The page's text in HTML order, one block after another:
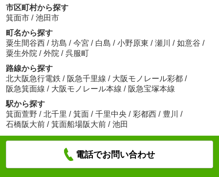
市区町村から探す
箕面市 / 池田市
町名から探す
粟生間谷西 / 坊島 / 今宮 / 白島 / 小野原東 / 瀬川 / 如意谷 /
粟生外院 / 外院 / 呉服町
路線から探す
北大阪急行電鉄 / 阪急千里線 / 大阪モノレール彩都 /
阪急箕面線 / 大阪モノレール本線 / 阪急宝塚本線
駅から探す
箕面萱野 / 北千里 / 箕面 / 千里中央 / 彩都西 / 豊川
/
石橋阪大前 / 箕面船場阪大前 / 池田
電話でお問い合わせ